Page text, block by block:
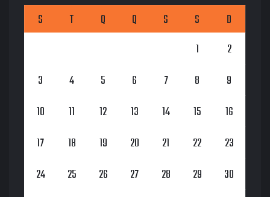
S T Q Q S S
D
1
2
3
4 5 6 7 8
9
10
11 12 13 14 15
16
17
18 19 20 21 22
23
24
25 26 27 28 29
30